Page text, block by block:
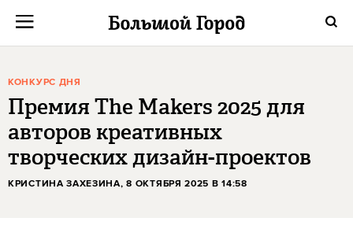
КОНКУРС ДНЯ
Премия The Makers 2025 для
авторов креативных
творческих дизайн-проектов
КРИСТИНА ЗАХЕЗИНА, 8 ОКТЯБРЯ 2025 В 14:58